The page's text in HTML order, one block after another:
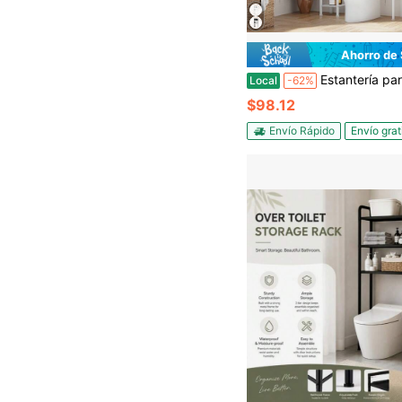
Ahorro de
Local -62% Estantería para el baño sobre el inodoro - Gabinete de almacenamiento de 2 puertas, organizador de baño
$98.12
Envío Rápido Envío